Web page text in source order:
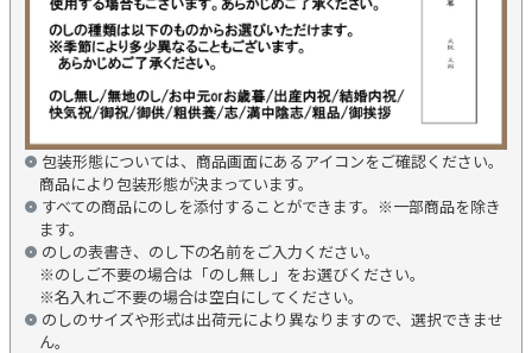
包装形態については、商品画面にあるアイコンをご確認ください。
商品により包装形態が決まっています。
すべての商品にのしを添付することができます。※一部商品を除き
ます。
のしの表書き、のし下の名前をご入力ください。
※のしご不要の場合は「のし無し」をお選びください。
※名入れご不要の場合は空白にしてください。
のしのサイズや形式は出荷元により異なりますので、選択できませ
ん。